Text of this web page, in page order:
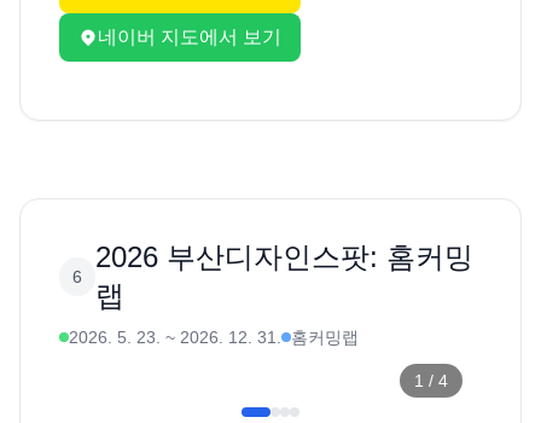
네이버 지도에서 보기
6
2026 부산디자인스팟: 홈커밍
랩
2026. 5. 23. ~ 2026. 12. 31. 홈커밍랩
1 / 4